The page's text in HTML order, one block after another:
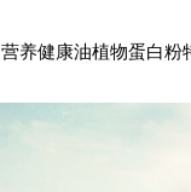
营养健康油植物蛋白粉